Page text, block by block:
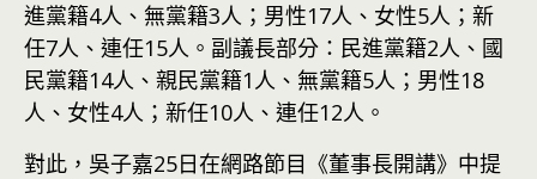
進黨籍4人、無黨籍3人；男性17人、女性5人；新
任7人、連任15人。副議長部分：民進黨籍2人、國
民黨籍14人、親民黨籍1人、無黨籍5人；男性18
人、女性4人；新任10人、連任12人。
對此，吳子嘉25日在網路節目《董事長開講》中提